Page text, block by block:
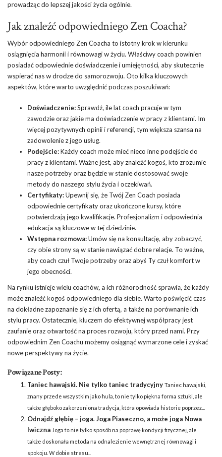
prowadząc do lepszej jakości życia ogólnie.
Jak znaleźć odpowiedniego Zen Coacha?
Wybór odpowiedniego Zen Coacha to istotny krok w kierunku
osiągnięcia harmonii i równowagi w życiu. Właściwy coach powinien
posiadać odpowiednie doświadczenie i umiejętności, aby skutecznie
wspierać nas w drodze do samorozwoju. Oto kilka kluczowych
aspektów, które warto uwzględnić podczas poszukiwań:
Doświadczenie:Sprawdź, ile lat coach pracuje w tym
zawodzie oraz jakie ma doświadczenie w pracy z klientami. Im
więcej pozytywnych opinii i referencji, tym większa szansa na
zadowolenie z jego usług.
Podejście:Każdy coach może mieć nieco inne podejście do
pracy z klientami. Ważne jest, aby znaleźć kogoś, kto zrozumie
nasze potrzeby oraz będzie w stanie dostosować swoje
metody do naszego stylu życia i oczekiwań.
Certyfikaty:Upewnij się, że Twój Zen Coach posiada
odpowiednie certyfikaty oraz ukończone kursy, które
potwierdzają jego kwalifikacje. Profesjonalizm i odpowiednia
edukacja są kluczowe w tej dziedzinie.
Wstępna rozmowa:Umów się na konsultację, aby zobaczyć,
czy obie strony są w stanie nawiązać dobre relacje. To ważne,
aby coach czuł Twoje potrzeby oraz abyś Ty czuł komfort w
jego obecności.
Na rynku istnieje wielu coachów, a ich różnorodność sprawia, że każdy
może znaleźć kogoś odpowiedniego dla siebie. Warto poświęcić czas
na dokładne zapoznanie się z ich ofertą, a także na porównanie ich
stylu pracy. Ostatecznie, kluczem do efektywnej współpracy jest
zaufanie oraz otwartość na proces rozwoju, który przed nami. Przy
odpowiednim Zen Coachu możemy osiągnąć wymarzone cele i zyskać
nowe perspektywy na życie.
Powiązane Posty:
Taniec hawajski. Nie tylko taniec tradycyjny Taniec hawajski,
znany przede wszystkim jako hula, to nie tylko piękna forma sztuki, ale
także głęboko zakorzeniona tradycja, która opowiada historie poprzez...
Odnajdź głębię – joga. Joga Piaseczno, a może joga Nowa
Iwiczna Joga to nie tylko sposób na poprawę kondycji fizycznej, ale
także doskonała metoda na odnalezienie wewnętrznej równowagi i
spokoju. W dobie stresu...